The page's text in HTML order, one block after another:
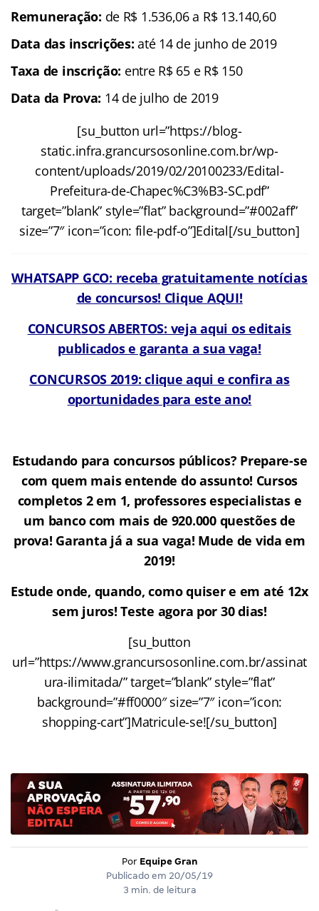
Remuneração: de R$ 1.536,06 a R$ 13.140,60
Data das inscrições:até 14 de junho de 2019
Taxa de inscrição: entre R$ 65 e R$ 150
Data da Prova: 14 de julho de 2019
[su_button url=”https://blog-
static.infra.grancursosonline.com.br/wp-
content/uploads/2019/02/20100233/Edital-
Prefeitura-de-Chapec%C3%B3-SC.pdf”
target=”blank” style=”flat” background=”#002aff”
size=”7″ icon=”icon: file-pdf-o”]Edital[/su_button]
WHATSAPP GCO: receba gratuitamente notícias
de concursos! Clique AQUI!
CONCURSOS ABERTOS: veja aqui os editais
publicados e garanta a sua vaga!
CONCURSOS 2019: clique aqui e confira as
oportunidades para este ano!
Estudando para concursos públicos? Prepare-se
com quem mais entende do assunto! Cursos
completos 2 em 1, professores especialistas e
um banco com mais de 920.000 questões de
prova! Garanta já a sua vaga! Mude de vida em
2019!
Estude onde, quando, como quiser e em até 12x
sem juros! Teste agora por 30 dias!
[su_button
url=”https://www.grancursosonline.com.br/assinat
ura-ilimitada/” target=”blank” style=”flat”
background=”#ff0000″ size=”7″ icon=”icon:
shopping-cart”]Matricule-se![/su_button]
Por Equipe Gran
Publicado em 20/05/19
3 min. de leitura